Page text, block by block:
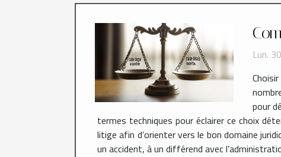
Lun.
pour
termes techniques pour éclairer ce choix
litige afin d’orienter vers le bon domaine
un accident, à un différend avec